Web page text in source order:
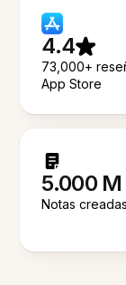
4.4
73,000+
App Store
5.000 M
Notas creadas